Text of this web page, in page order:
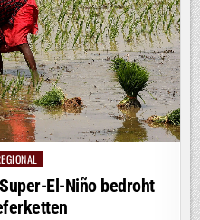
DER
ELTERN
ZU
ERFÜLLEN“
El-Niño bedroht